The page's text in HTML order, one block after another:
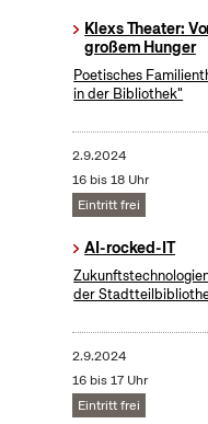
Klexs Theater:
großem Hunger
Poetisches
in der Bibliothek"
2.9.2024
16 bis 18 Uhr
Eintritt frei
AI-rocked-IT
der
2.9.2024
16 bis 17 Uhr
Eintritt frei